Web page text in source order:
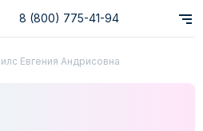
8 (800) 775-41-94
Евгения Андрисовна